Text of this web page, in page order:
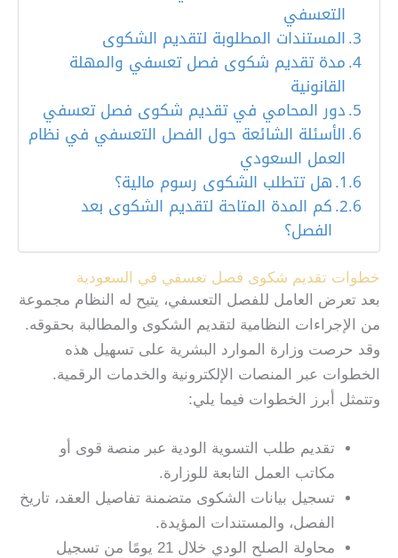
التعسفي
المستندات المطلوبة لتقديم الشكوى
مدة تقديم شكوى فصل تعسفي والمهلة
القانونية
دور المحامي في تقديم شكوى فصل تعسفي
الأسئلة الشائعة حول الفصل التعسفي في نظام
العمل السعودي
هل تتطلب الشكوى رسوم مالية؟
كم المدة المتاحة لتقديم الشكوى بعد
الفصل؟
خطوات تقديم شكوى فصل تعسفي في السعودية
بعد تعرض العامل للفصل التعسفي، يتيح له النظام مجموعة
من الإجراءات النظامية لتقديم الشكوى والمطالبة بحقوقه.
وقد حرصت وزارة الموارد البشرية على تسهيل هذه
الخطوات عبر المنصات الإلكترونية والخدمات الرقمية.
وتتمثل أبرز الخطوات فيما يلي:
تقديم طلب التسوية الودية عبر منصة قوى أو
مكاتب العمل التابعة للوزارة.
تسجيل بيانات الشكوى متضمنة تفاصيل العقد، تاريخ
الفصل، والمستندات المؤيدة.
محاولة الصلح الودي خلال 21 يومًا من تسجيل